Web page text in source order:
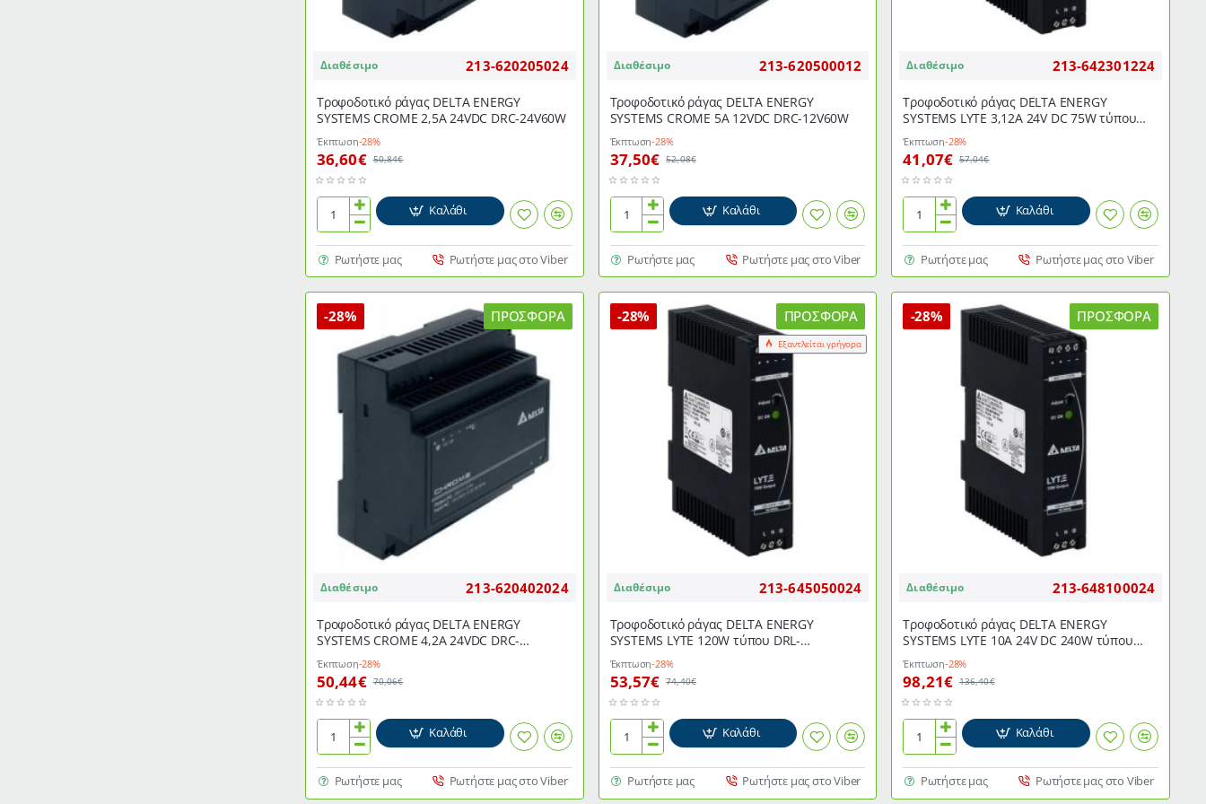
Διαθέσιμο 213-620205024
Τροφοδοτικό ράγας DELTA ENERGY
SYSTEMS CROME 2,5Α 24VDC DRC-24V60W
Έκπτωση-28%
36,60€ 50,84€
Τροφοδοτικό
DELTA
ENERGY
SYSTEMS
CROME
2,5Α
24VDC
Καλάθι
Ρωτήστε μας Ρωτήστε μας στο Viber
Διαθέσιμο 213-620500012
Τροφοδοτικό ράγας DELTA ENERGY
SYSTEMS CROME 5Α 12VDC DRC-12V60W
Έκπτωση-28%
37,50€ 52,08€
Τροφοδοτικό
DELTA
ENERGY
SYSTEMS
CROME
5Α
Καλάθι
Ρωτήστε μας Ρωτήστε μας στο Viber
Διαθέσιμο 213-642301224
Τροφοδοτικό ράγας DELTA ENERGY
SYSTEMS LYTE 3,12Α 24V DC 75W τύπου
DRL-24V75W1ΑΖ
Έκπτωση-28%
41,07€ 57,04€
Τροφοδοτικό
DELTA
ENERGY
SYSTEMS
LYTE
3,12Α
24V75W1ΑΖ
Καλάθι
Ρωτήστε μας Ρωτήστε μας στο Viber
ΠΡΟΣΦΟΡΆ
-28%
Διαθέσιμο 213-620402024
Τροφοδοτικό ράγας DELTA ENERGY
SYSTEMS CROME 4,2Α 24VDC DRC-
24V100W
Έκπτωση-28%
50,44€ 70,06€
Τροφοδοτικό
DELTA
ENERGY
Καλάθι
Ρωτήστε μας Ρωτήστε μας στο Viber
ΠΡΟΣΦΟΡΆ
Εξαντλείται γρήγορα
-28%
Διαθέσιμο 213-645050024
Τροφοδοτικό ράγας DELTA ENERGY
SYSTEMS LYTE 120W τύπου DRL-
24V120W1ΕΝ
Έκπτωση-28%
53,57€ 74,40€
Τροφοδοτικό
DELTA
ENERGY
Καλάθι
Ρωτήστε μας Ρωτήστε μας στο Viber
ΠΡΟΣΦΟΡΆ
-28%
Διαθέσιμο 213-648100024
Τροφοδοτικό ράγας DELTA ENERGY
SYSTEMS LYTE 10Α 24V DC 240W τύπου
DRL-24V240W1ΕΝ
Έκπτωση-28%
98,21€ 136,40€
Τροφοδοτικό
DELTA
ENERGY
Καλάθι
Ρωτήστε μας Ρωτήστε μας στο Viber